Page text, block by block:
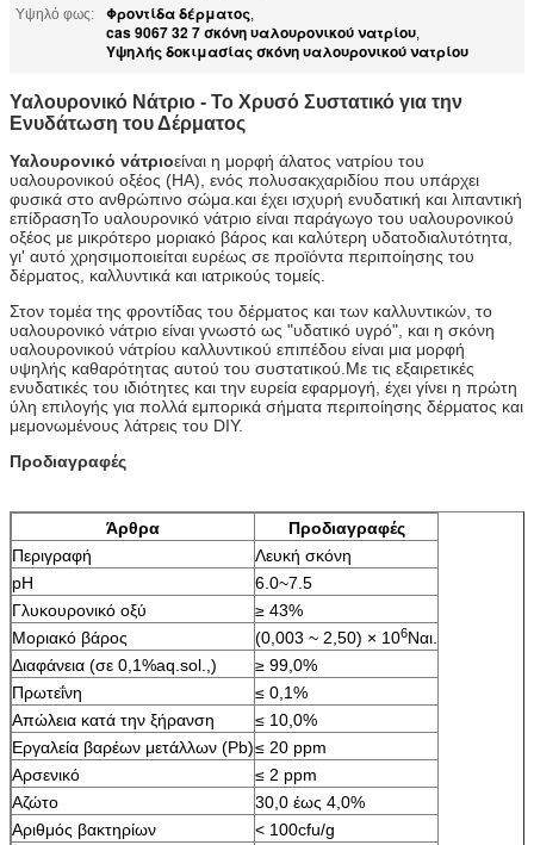
Υψηλό φως:
Φροντίδα δέρματος,
cas 9067 32 7 σκόνη υαλουρονικού νατρίου,
Υψηλής δοκιμασίας σκόνη υαλουρονικού νατρίου
Υαλουρονικό Νάτριο - Το Χρυσό Συστατικό για την
Ενυδάτωση του Δέρματος
Υαλουρονικό νάτριοείναι η μορφή άλατος νατρίου του
υαλουρονικού οξέος (HA), ενός πολυσακχαριδίου που υπάρχει
φυσικά στο ανθρώπινο σώμα.και έχει ισχυρή ενυδατική και λιπαντική
επίδρασηΤο υαλουρονικό νάτριο είναι παράγωγο του υαλουρονικού
οξέος με μικρότερο μοριακό βάρος και καλύτερη υδατοδιαλυτότητα,
γι' αυτό χρησιμοποιείται ευρέως σε προϊόντα περιποίησης του
δέρματος, καλλυντικά και ιατρικούς τομείς.
Στον τομέα της φροντίδας του δέρματος και των καλλυντικών, το
υαλουρονικό νάτριο είναι γνωστό ως "υδατικό υγρό", και η σκόνη
υαλουρονικού νάτρίου καλλυντικού επιπέδου είναι μια μορφή
υψηλής καθαρότητας αυτού του συστατικού.Με τις εξαιρετικές
ενυδατικές του ιδιότητες και την ευρεία εφαρμογή, έχει γίνει η πρώτη
ύλη επιλογής για πολλά εμπορικά σήματα περιποίησης δέρματος και
μεμονωμένους λάτρεις του DIY.
Προδιαγραφές
Άρθρα
Προδιαγραφές
Περιγραφή
Λευκή σκόνη
pH
6.0~7.5
Γλυκουρονικό οξύ
≥ 43%
Μοριακό βάρος
(0,003 ~ 2,50) × 106Ναι.
Διαφάνεια (σε 0,1%aq.sol.,)
≥ 99,0%
Πρωτεΐνη
≤ 0,1%
Απώλεια κατά την ξήρανση
≤ 10,0%
Εργαλεία βαρέων μετάλλων (Pb)≤ 20 ppm
Αρσενικό
≤ 2 ppm
Αζώτο
30,0 έως 4,0%
Αριθμός βακτηρίων
< 100cfu/g